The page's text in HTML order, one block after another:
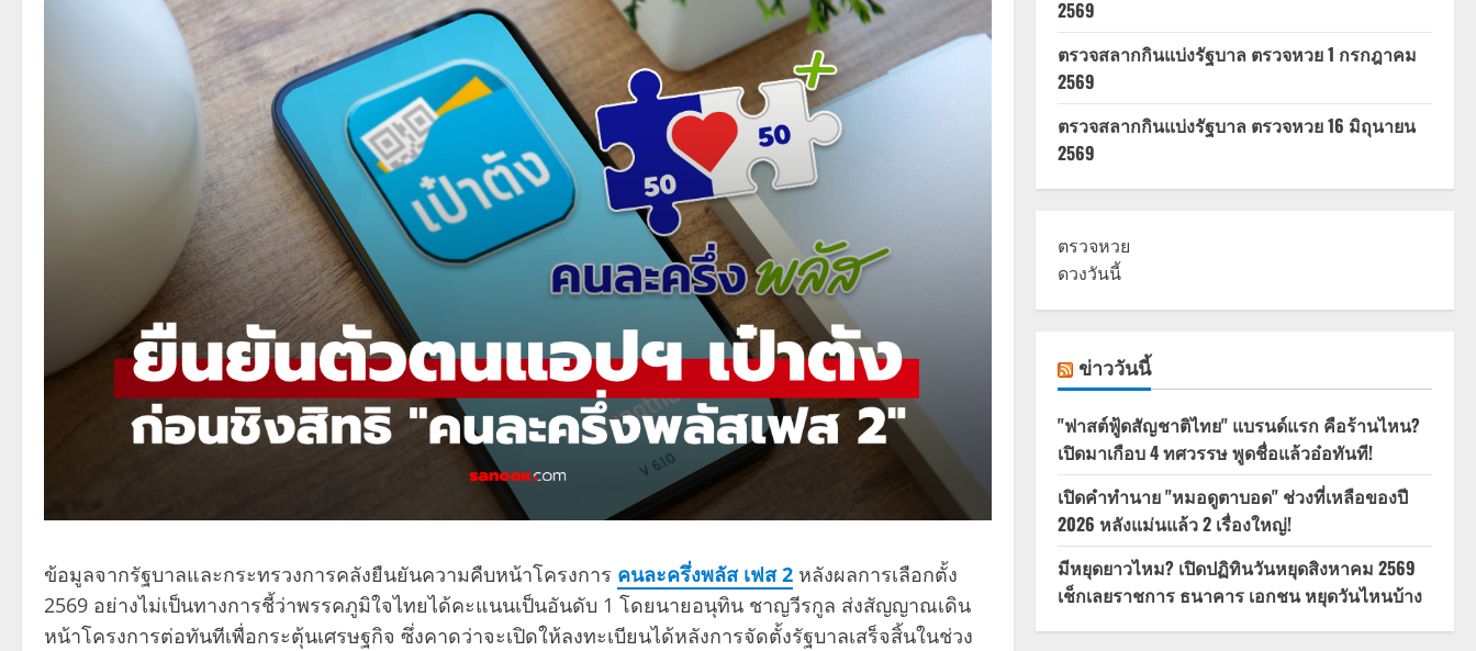
ข้อมูลจากรัฐบาลและกระทรวงการคลังยืนยันความคืบหน้าโครงการ คนละครึ่งพลัส เฟส 2 หลังผลการเลือกตั้ง
2569 อย่างไม่เป็นทางการชี้ว่าพรรคภูมิใจไทยได้คะแนนเป็นอันดับ 1 โดยนายอนุทิน ชาญวีรกูล ส่งสัญญาณเดิน
หน้าโครงการต่อทันทีเพื่อกระตุ้นเศรษฐกิจ ซึ่งคาดว่าจะเปิดให้ลงทะเบียนได้หลังการจัดตั้งรัฐบาลเสร็จสิ้นในช่วง
2569
ตรวจสลากกินแบ่งรัฐบาล ตรวจหวย 1 กรกฎาคม
2569
ตรวจสลากกินแบ่งรัฐบาล ตรวจหวย 16 มิถุนายน
2569
ตรวจหวย
ดวงวันนี้
ข่าววันนี้
"ฟาสต์ฟู้ดสัญชาติไทย" แบรนด์แรก คือร้านไหน?
เปิดมาเกือบ 4 ทศวรรษ พูดชื่อแล้วอ๋อทันที!
เปิดคำทำนาย "หมอดูตาบอด" ช่วงที่เหลือของปี
2026 หลังแม่นแล้ว 2 เรื่องใหญ่!
มีหยุดยาวไหม? เปิดปฏิทินวันหยุดสิงหาคม 2569
เช็กเลยราชการ ธนาคาร เอกชน หยุดวันไหนบ้าง